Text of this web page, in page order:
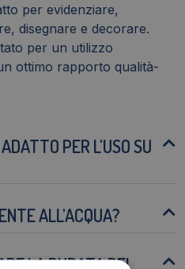
per evidenziare,
disegnare e decorare.
per un utilizzo
ottimo rapporto qualità-
PER L'USO SU
ALL'ACQUA?
LA DURATA DEL